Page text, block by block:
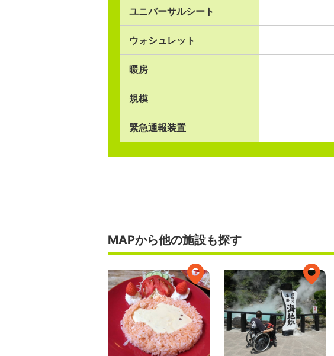
ユニバーサルシート
ウォシュレット
暖房
規模
緊急通報装置
MAPから他の施設も探す